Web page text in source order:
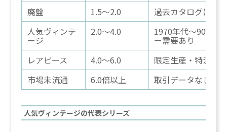
廃盤 1.5〜2.0
過去カタログにあ
人気ヴィンテ
ージ
2.0〜4.0 1970年代〜90年代
ー需要あり
レアピース
4.0〜6.0
限定生産・特注品
市場未流通
6.0倍以上 取引データなし・
人気ヴィンテージの代表シリーズ